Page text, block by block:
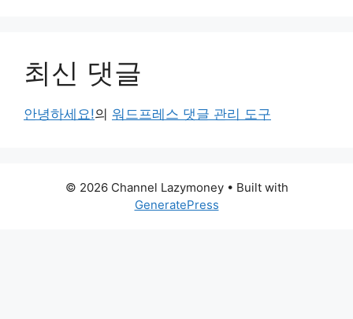
최신 댓글
안녕하세요!의 워드프레스 댓글 관리 도구
© 2026 Channel Lazymoney• Built with
GeneratePress